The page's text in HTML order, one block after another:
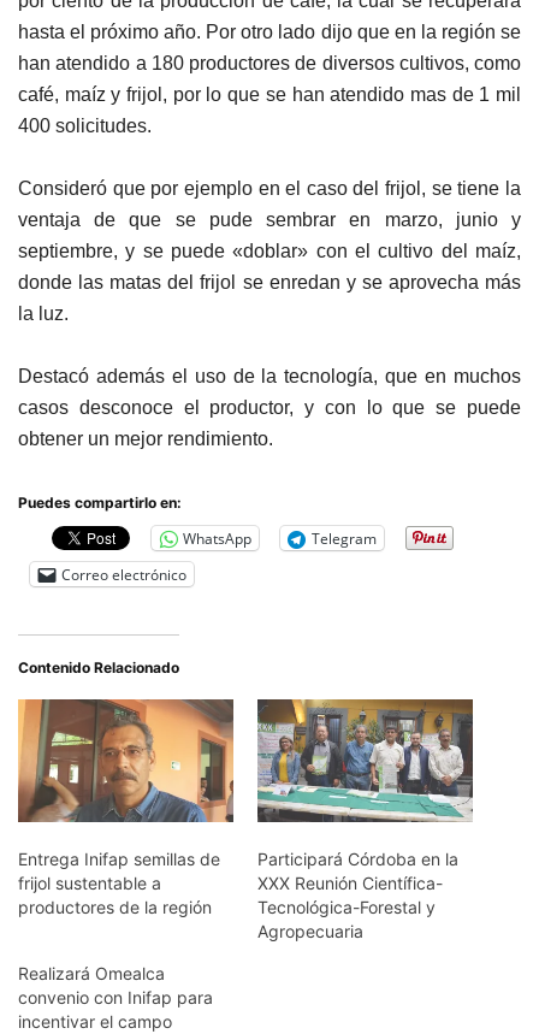
hasta el próximo año. Por otro lado dijo que en la región se
han atendido a 180 productores de diversos cultivos, como
café, maíz y frijol, por lo que se han atendido mas de 1 mil
400 solicitudes.
Consideró que por ejemplo en el caso del frijol, se tiene la
ventaja de que se pude sembrar en marzo, junio y
septiembre, y se puede «doblar» con el cultivo del maíz,
donde las matas del frijol se enredan y se aprovecha más
la luz.
Destacó además el uso de la tecnología, que en muchos
casos desconoce el productor, y con lo que se puede
obtener un mejor rendimiento.
Puedes compartirlo en:
WhatsApp
Telegram
Correo electrónico
Contenido Relacionado
Entrega Inifap semillas de
frijol sustentable a
productores de la región
Participará Córdoba en la
XXX Reunión Científica-
Tecnológica-Forestal y
Agropecuaria
Realizará Omealca
convenio con Inifap para
incentivar el campo